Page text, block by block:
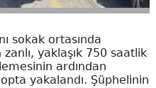
sokak ortasında
yaklaşık 750 saatlik
ardından
yakalandı. Şüphelinin